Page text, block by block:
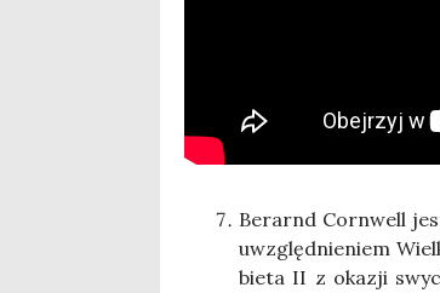
Berarnd Corn­well
uwzględ­nie­niem
bie­ta II z oka­zji